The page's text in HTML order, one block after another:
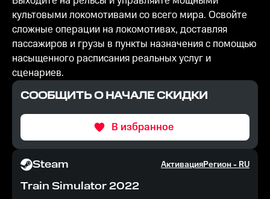
культовыми локомотивами со всего мира. Освойте
сложные операции на локомотивах, доставляя
пассажиров и грузы в пункты назначения с помощью
насыщенного расписания реальных услуг и
сценариев.
СООБЩИТЬ О НАЧАЛЕ СКИДКИ
В избранное
Steam АктивацияРегион -RU
Train Simulator 2022